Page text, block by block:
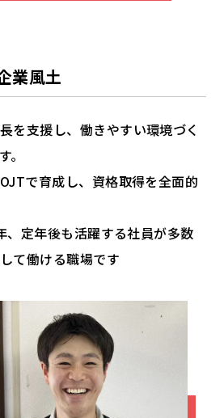
業風土
を支援し、働きやすい環境づく
で育成し、資格取得を全面的
、定年後も活躍する社員が多数
て働ける職場です